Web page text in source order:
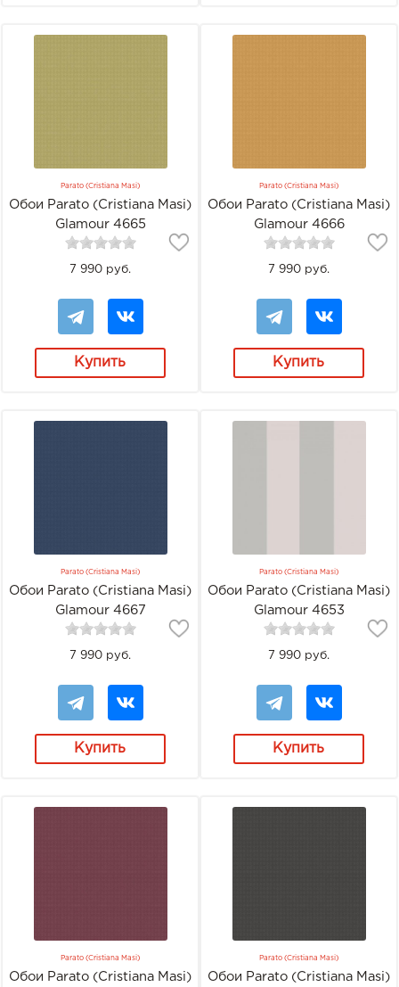
Parato (Cristiana Masi)
Обои Parato (Cristiana Masi)
Glamour 4665
7 990 руб.
Купить
Parato (Cristiana Masi)
Обои Parato (Cristiana Masi)
Glamour 4666
7 990 руб.
Купить
Parato (Cristiana Masi)
Обои Parato (Cristiana Masi)
Glamour 4667
7 990 руб.
Купить
Parato (Cristiana Masi)
Обои Parato (Cristiana Masi)
Glamour 4653
7 990 руб.
Купить
Parato (Cristiana Masi)
Обои Parato (Cristiana Masi)
Parato (Cristiana Masi)
Обои Parato (Cristiana Masi)